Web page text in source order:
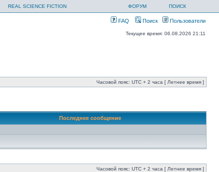
REAL SCIENCE FICTION ФОРУМ ПОИСК
FAQ Поиск Пользователи
Текущее время: 06.08.2026 21:11
Часовой пояс: UTC + 2 часа [ Летнее время ]
Последнее сообщение
Часовой пояс: UTC + 2 часа [ Летнее время ]